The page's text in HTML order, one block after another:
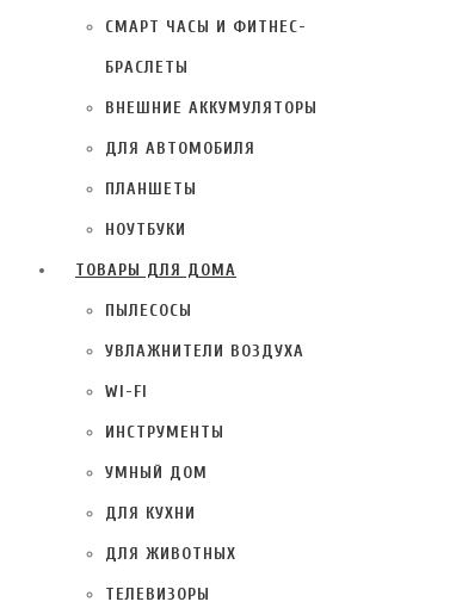
СМАРТ ЧАСЫ И ФИТНЕС-
БРАСЛЕТЫ
ВНЕШНИЕ АККУМУЛЯТОРЫ
ДЛЯ АВТОМОБИЛЯ
ПЛАНШЕТЫ
НОУТБУКИ
ТОВАРЫ ДЛЯ ДОМА
ПЫЛЕСОСЫ
УВЛАЖНИТЕЛИ ВОЗДУХА
WI-FI
ИНСТРУМЕНТЫ
УМНЫЙ ДОМ
ДЛЯ КУХНИ
ДЛЯ ЖИВОТНЫХ
ТЕЛЕВИЗОРЫ